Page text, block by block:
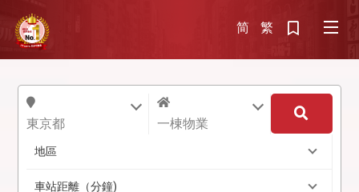
简 繁
東京都 一棟物業
地區
車站距離（分鐘)